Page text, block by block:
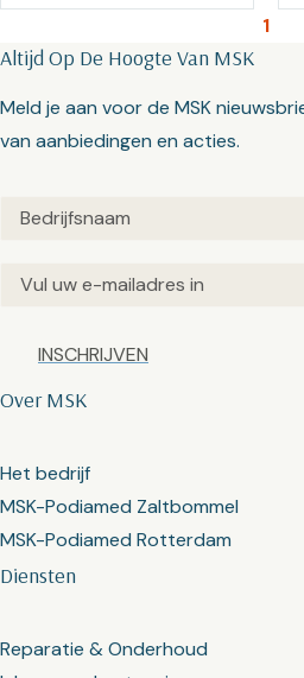
1
Diensten
Reparatie & Onderhoud
Over MSK
Het bedrijf
MSK-Podiamed Zaltbommel
MSK-Podiamed Rotterdam
Altijd Op De Hoogte Van MSK
Meld je aan voor de MSK
van aanbiedingen en acties.
Untitled(Vereist)
Email(Vereist)
Captcha